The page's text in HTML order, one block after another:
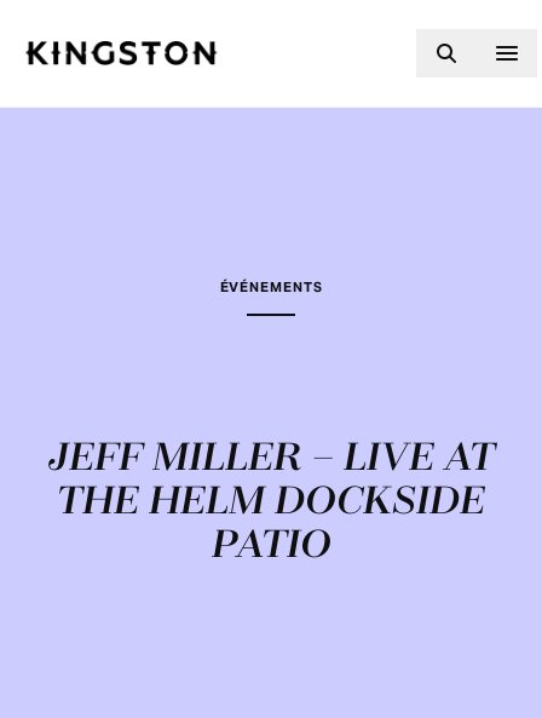
ÉVÉNEMENTS
JEFF MILLER – LIVE AT
THE HELM DOCKSIDE
PATIO